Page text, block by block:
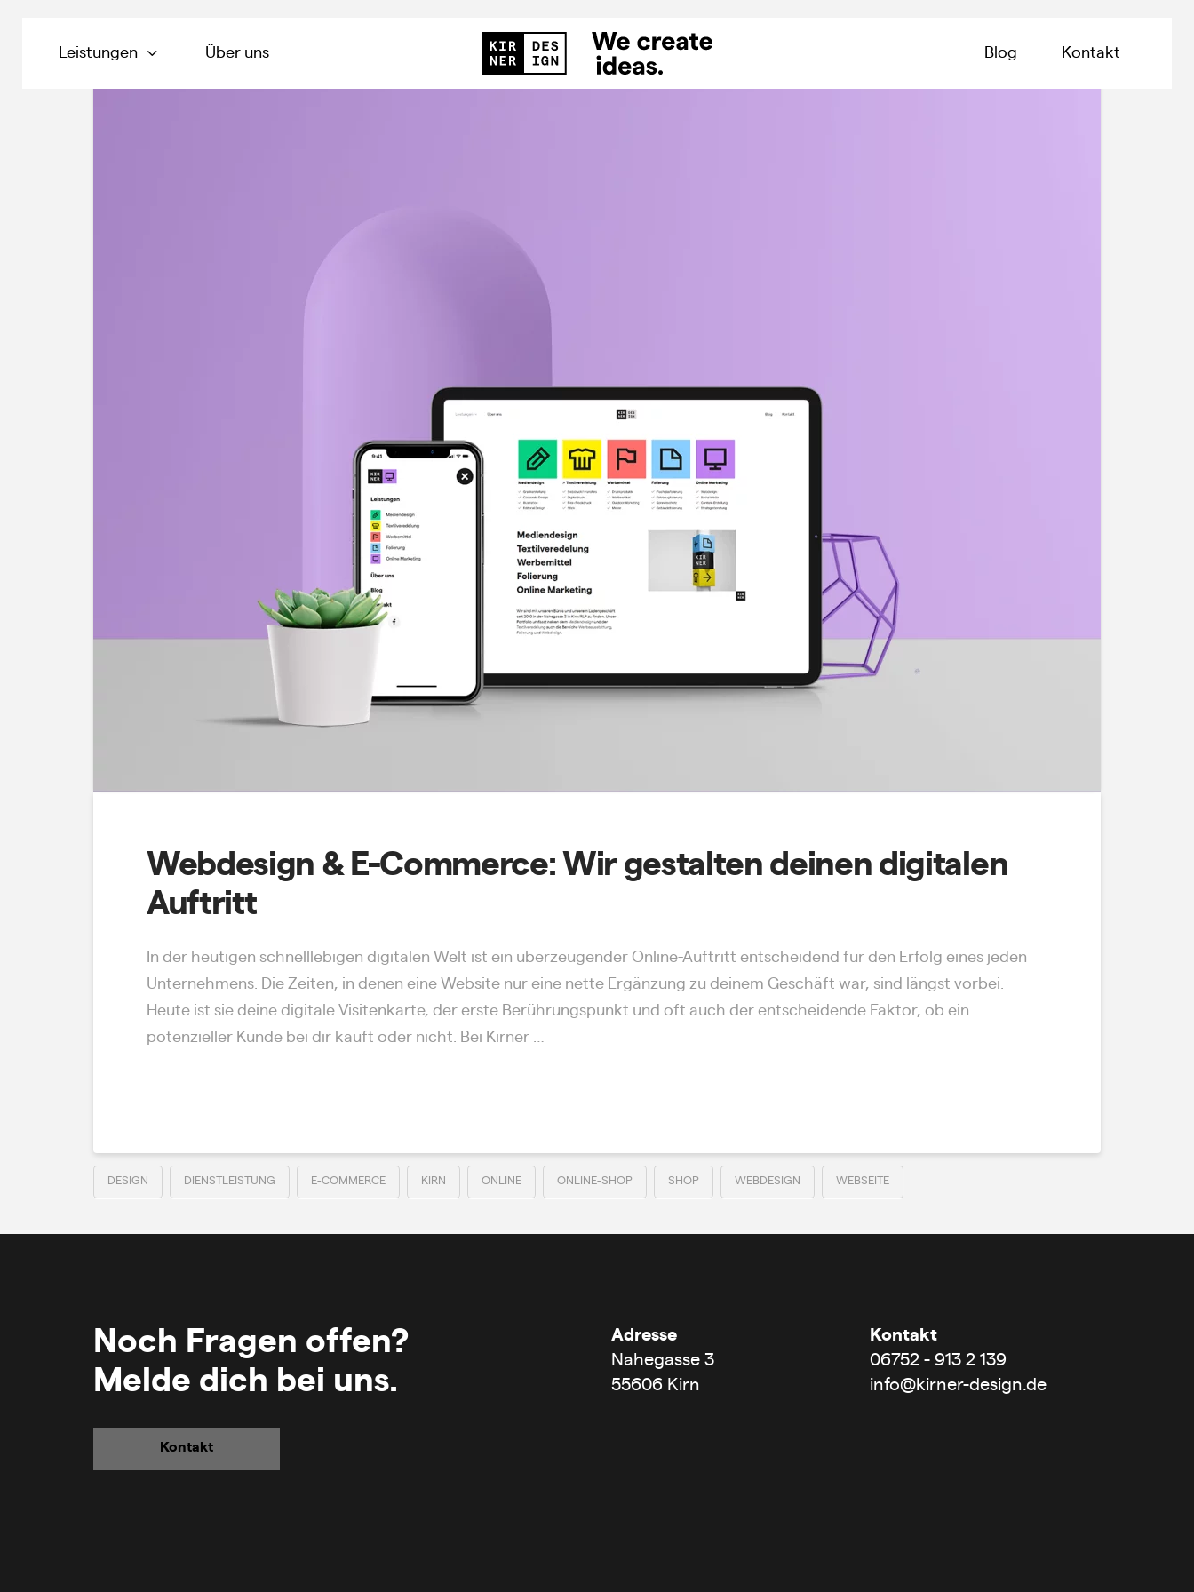
Leistungen Über uns Blog Kontakt
Webdesign & E-Commerce: Wir gestalten deinen digitalen
Auftritt
In der heutigen schnelllebigen digitalen Welt ist ein überzeugender Online-Auftritt entscheidend für den Erfolg eines jeden
Unternehmens. Die Zeiten, in denen eine Website nur eine nette Ergänzung zu deinem Geschäft war, sind längst vorbei.
Heute ist sie deine digitale Visitenkarte, der erste Berührungspunkt und oft auch der entscheidende Faktor, ob ein
potenzieller Kunde bei dir kauft oder nicht. Bei Kirner …
DESIGN DIENSTLEISTUNG E-COMMERCE KIRN ONLINE ONLINE-SHOP SHOP WEBDESIGN WEBSEITE
Noch Fragen offen?
Melde dich bei uns.
Kontakt
Adresse
Nahegasse 3
55606 Kirn
Kontakt
06752 - 913 2 139
info@kirner-design.de